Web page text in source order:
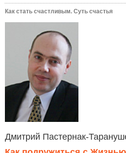
Как стать счастливым. Суть счастья
Дмитрий Пастернак-